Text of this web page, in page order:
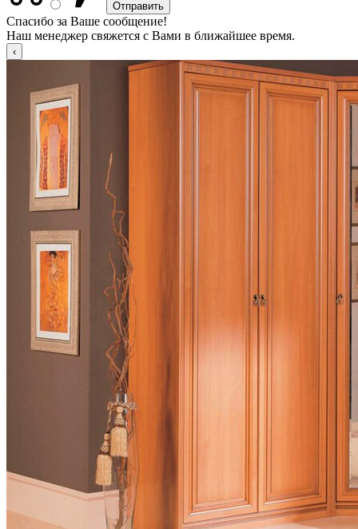
Спасибо за Ваше сообщение!
Наш менеджер свяжется с Вами в ближайшее время.